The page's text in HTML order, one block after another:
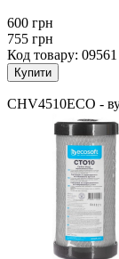
600 грн
755 грн
Код товару: 09561
CHV4510ECO -